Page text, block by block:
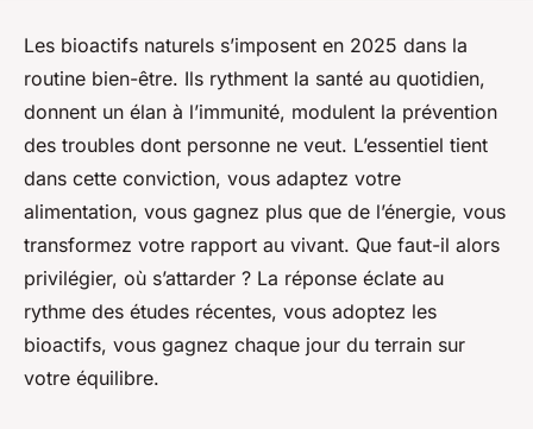
Les bioactifs naturels s’imposent en 2025 dans la
routine bien-être. Ils rythment la santé au quotidien,
donnent un élan à l’immunité, modulent la prévention
des troubles dont personne ne veut. L’essentiel tient
dans cette conviction, vous adaptez votre
alimentation, vous gagnez plus que de l’énergie, vous
transformez votre rapport au vivant. Que faut-il alors
privilégier, où s’attarder ? La réponse éclate au
rythme des études récentes, vous adoptez les
bioactifs, vous gagnez chaque jour du terrain sur
votre équilibre.